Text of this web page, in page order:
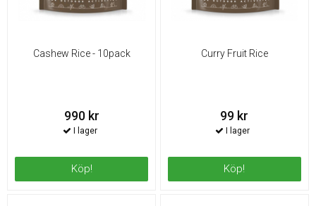
Cashew Rice - 10pack
990 kr
Köp!
Curry Fruit Rice
99 kr
Köp!